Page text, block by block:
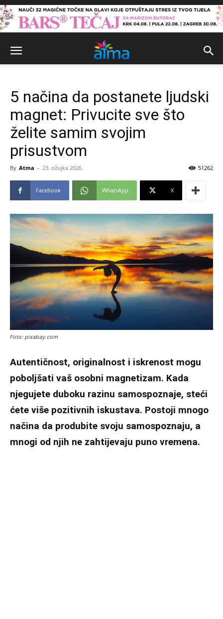
5 načina da postanete ljudski
magnet: Privucite sve što
želite samim svojim
prisustvom
By Atma - 23. ožujka 2026. 51262
Facebook WhatsApp X
Foto: pixabay.com
Autentičnost, originalnost i iskrenost mogu
poboljšati vaš osobni magnetizam. Kada
njegujete duboku razinu samospoznaje, steći
ćete više pozitivnih iskustava. Postoji mnogo
načina da produbite svoju samospoznaju, a
mnogi od njih ne zahtijevaju puno vremena.